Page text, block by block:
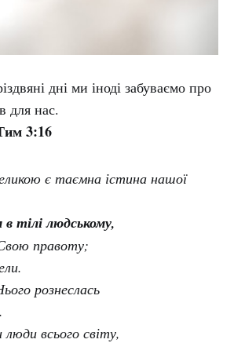
дні ми іноді забуваємо про
для нас.
3:16
є таємна істина нашої
в тілі людському,
правоту;
рознеслась
всього світу,